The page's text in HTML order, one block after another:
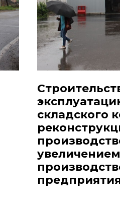
складского
увеличением